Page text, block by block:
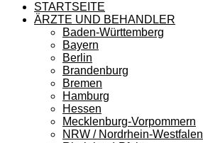
STARTSEITE
ÄRZTE UND BEHANDLER
Baden-Württemberg
Bayern
Berlin
Brandenburg
Bremen
Hamburg
Hessen
Mecklenburg-Vorpommern
NRW / Nordrhein-Westfalen